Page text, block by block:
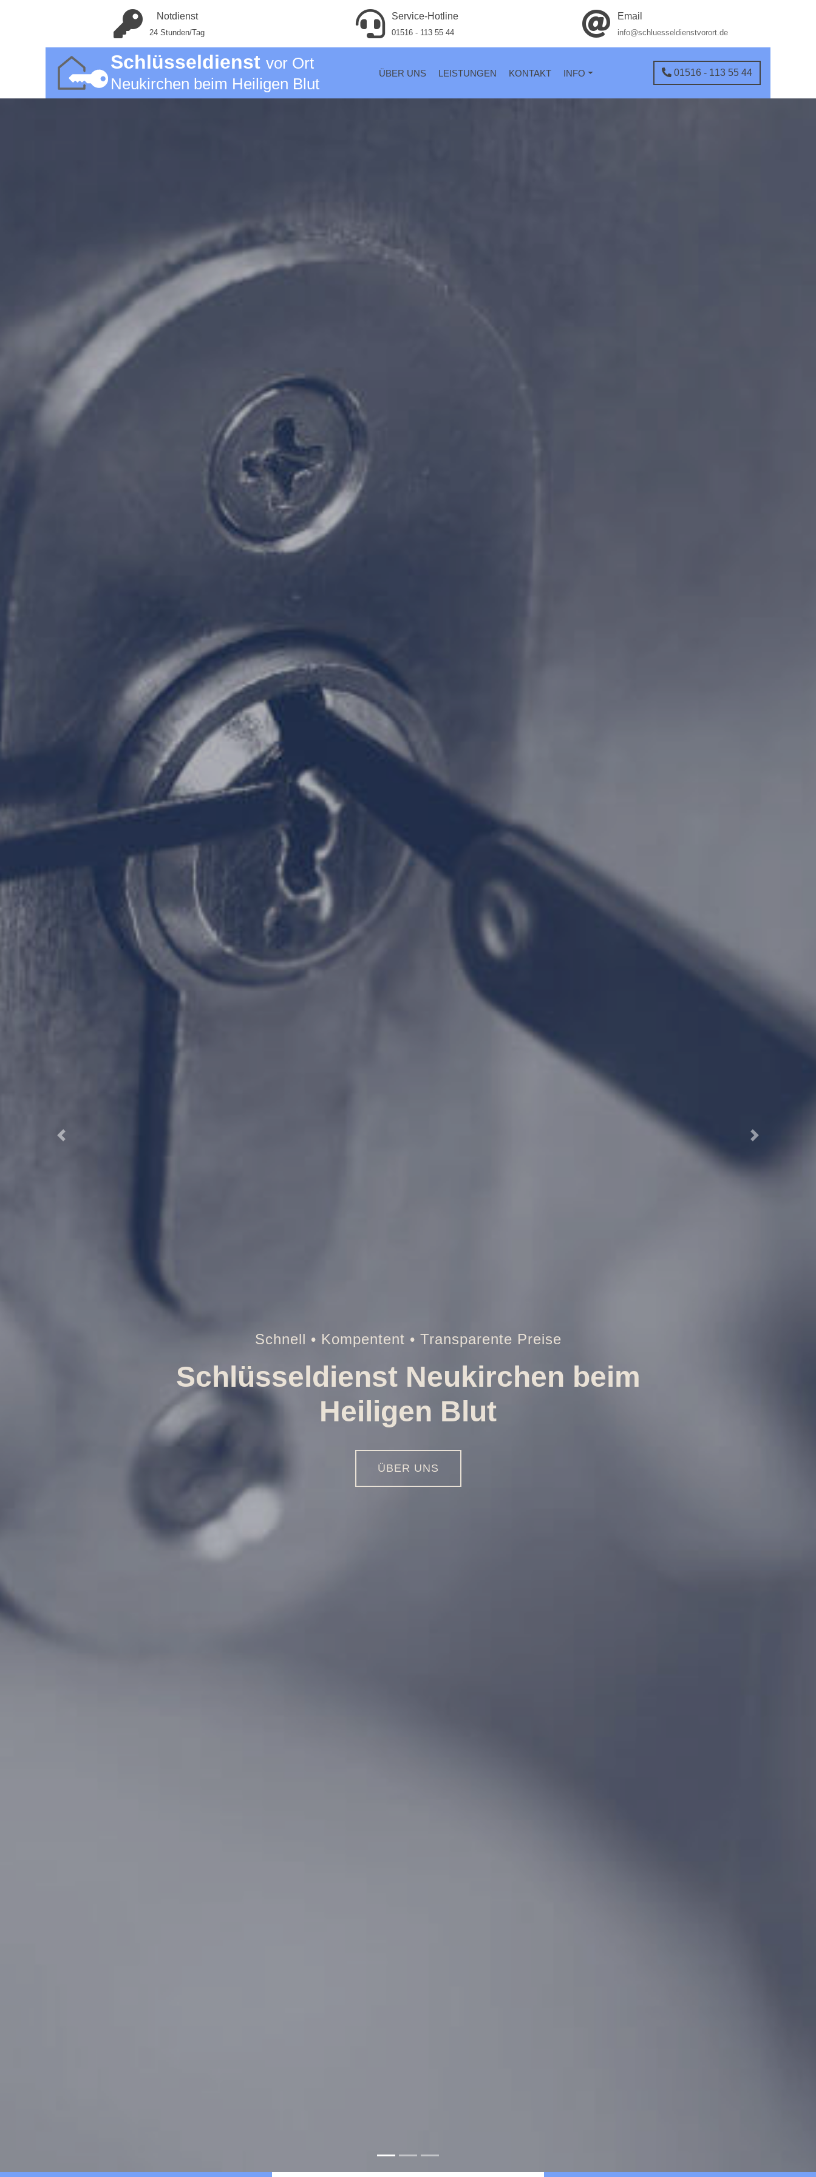
Notdienst
24 Stunden/Tag
Service-Hotline
01516 - 113 55 44
Email
info@schluesseldienstvorort.de
Schlüsseldienst vor Ort
Neukirchen beim Heiligen Blut
ÜBER UNS LEISTUNGEN KONTAKT INFO 01516 - 113 55 44
Öffnungen aller Art
01516 - 113 55 44
Previous Next